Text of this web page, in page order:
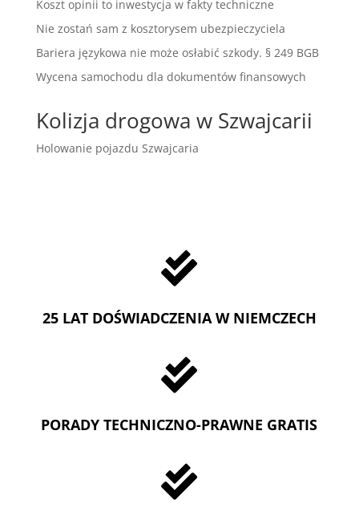
Koszt opinii to inwestycja w fakty techniczne
Nie zostań sam z kosztorysem ubezpieczyciela
Bariera językowa nie może osłabić szkody. § 249 BGB
Wycena samochodu dla dokumentów finansowych
Kolizja drogowa w Szwajcarii
Holowanie pojazdu Szwajcaria

25 LAT DOŚWIADCZENIA W NIEMCZECH

PORADY TECHNICZNO-PRAWNE GRATIS
